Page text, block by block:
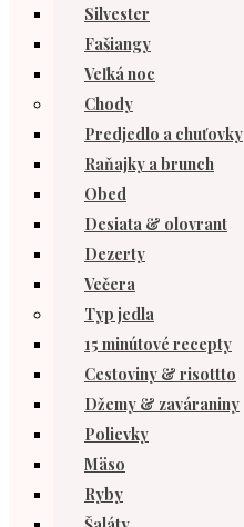
Silvester
Fašiangy
Veľká noc
Chody
Predjedlo a chuťovky
Raňajky a brunch
Obed
Desiata & olovrant
Dezerty
Večera
Typ jedla
15 minútové recepty
Cestoviny & risottto
Džemy & zaváraniny
Polievky
Mäso
Ryby